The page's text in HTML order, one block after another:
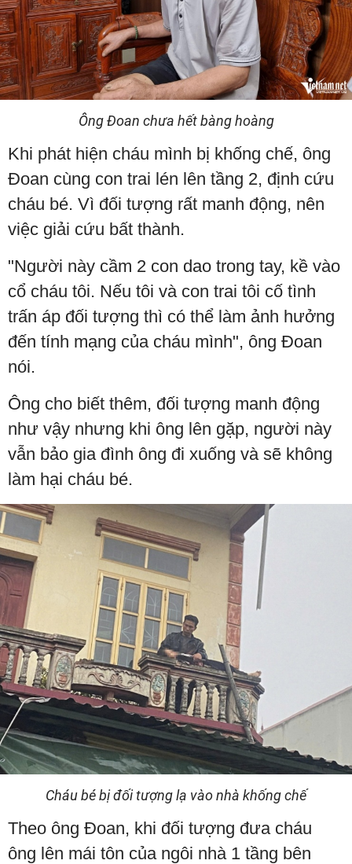
Ông Đoan chưa hết bàng hoàng
Khi phát hiện cháu mình bị khống chế, ông
Đoan cùng con trai lén lên tầng 2, định cứu
cháu bé. Vì đối tượng rất manh động, nên
việc giải cứu bất thành.
"Người này cầm 2 con dao trong tay, kề vào
cổ cháu tôi. Nếu tôi và con trai tôi cố tình
trấn áp đối tượng thì có thể làm ảnh hưởng
đến tính mạng của cháu mình", ông Đoan
nói.
Ông cho biết thêm, đối tượng manh động
như vậy nhưng khi ông lên gặp, người này
vẫn bảo gia đình ông đi xuống và sẽ không
làm hại cháu bé.
Cháu bé bị đối tượng lạ vào nhà khống chế
Theo ông Đoan, khi đối tượng đưa cháu
ông lên mái tôn của ngôi nhà 1 tầng bên